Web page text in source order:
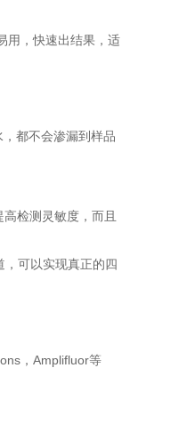
用，快速出结果，适
都不会渗漏到样品
检测灵敏度，而且
可以实现真正的四
，Amplifluor等